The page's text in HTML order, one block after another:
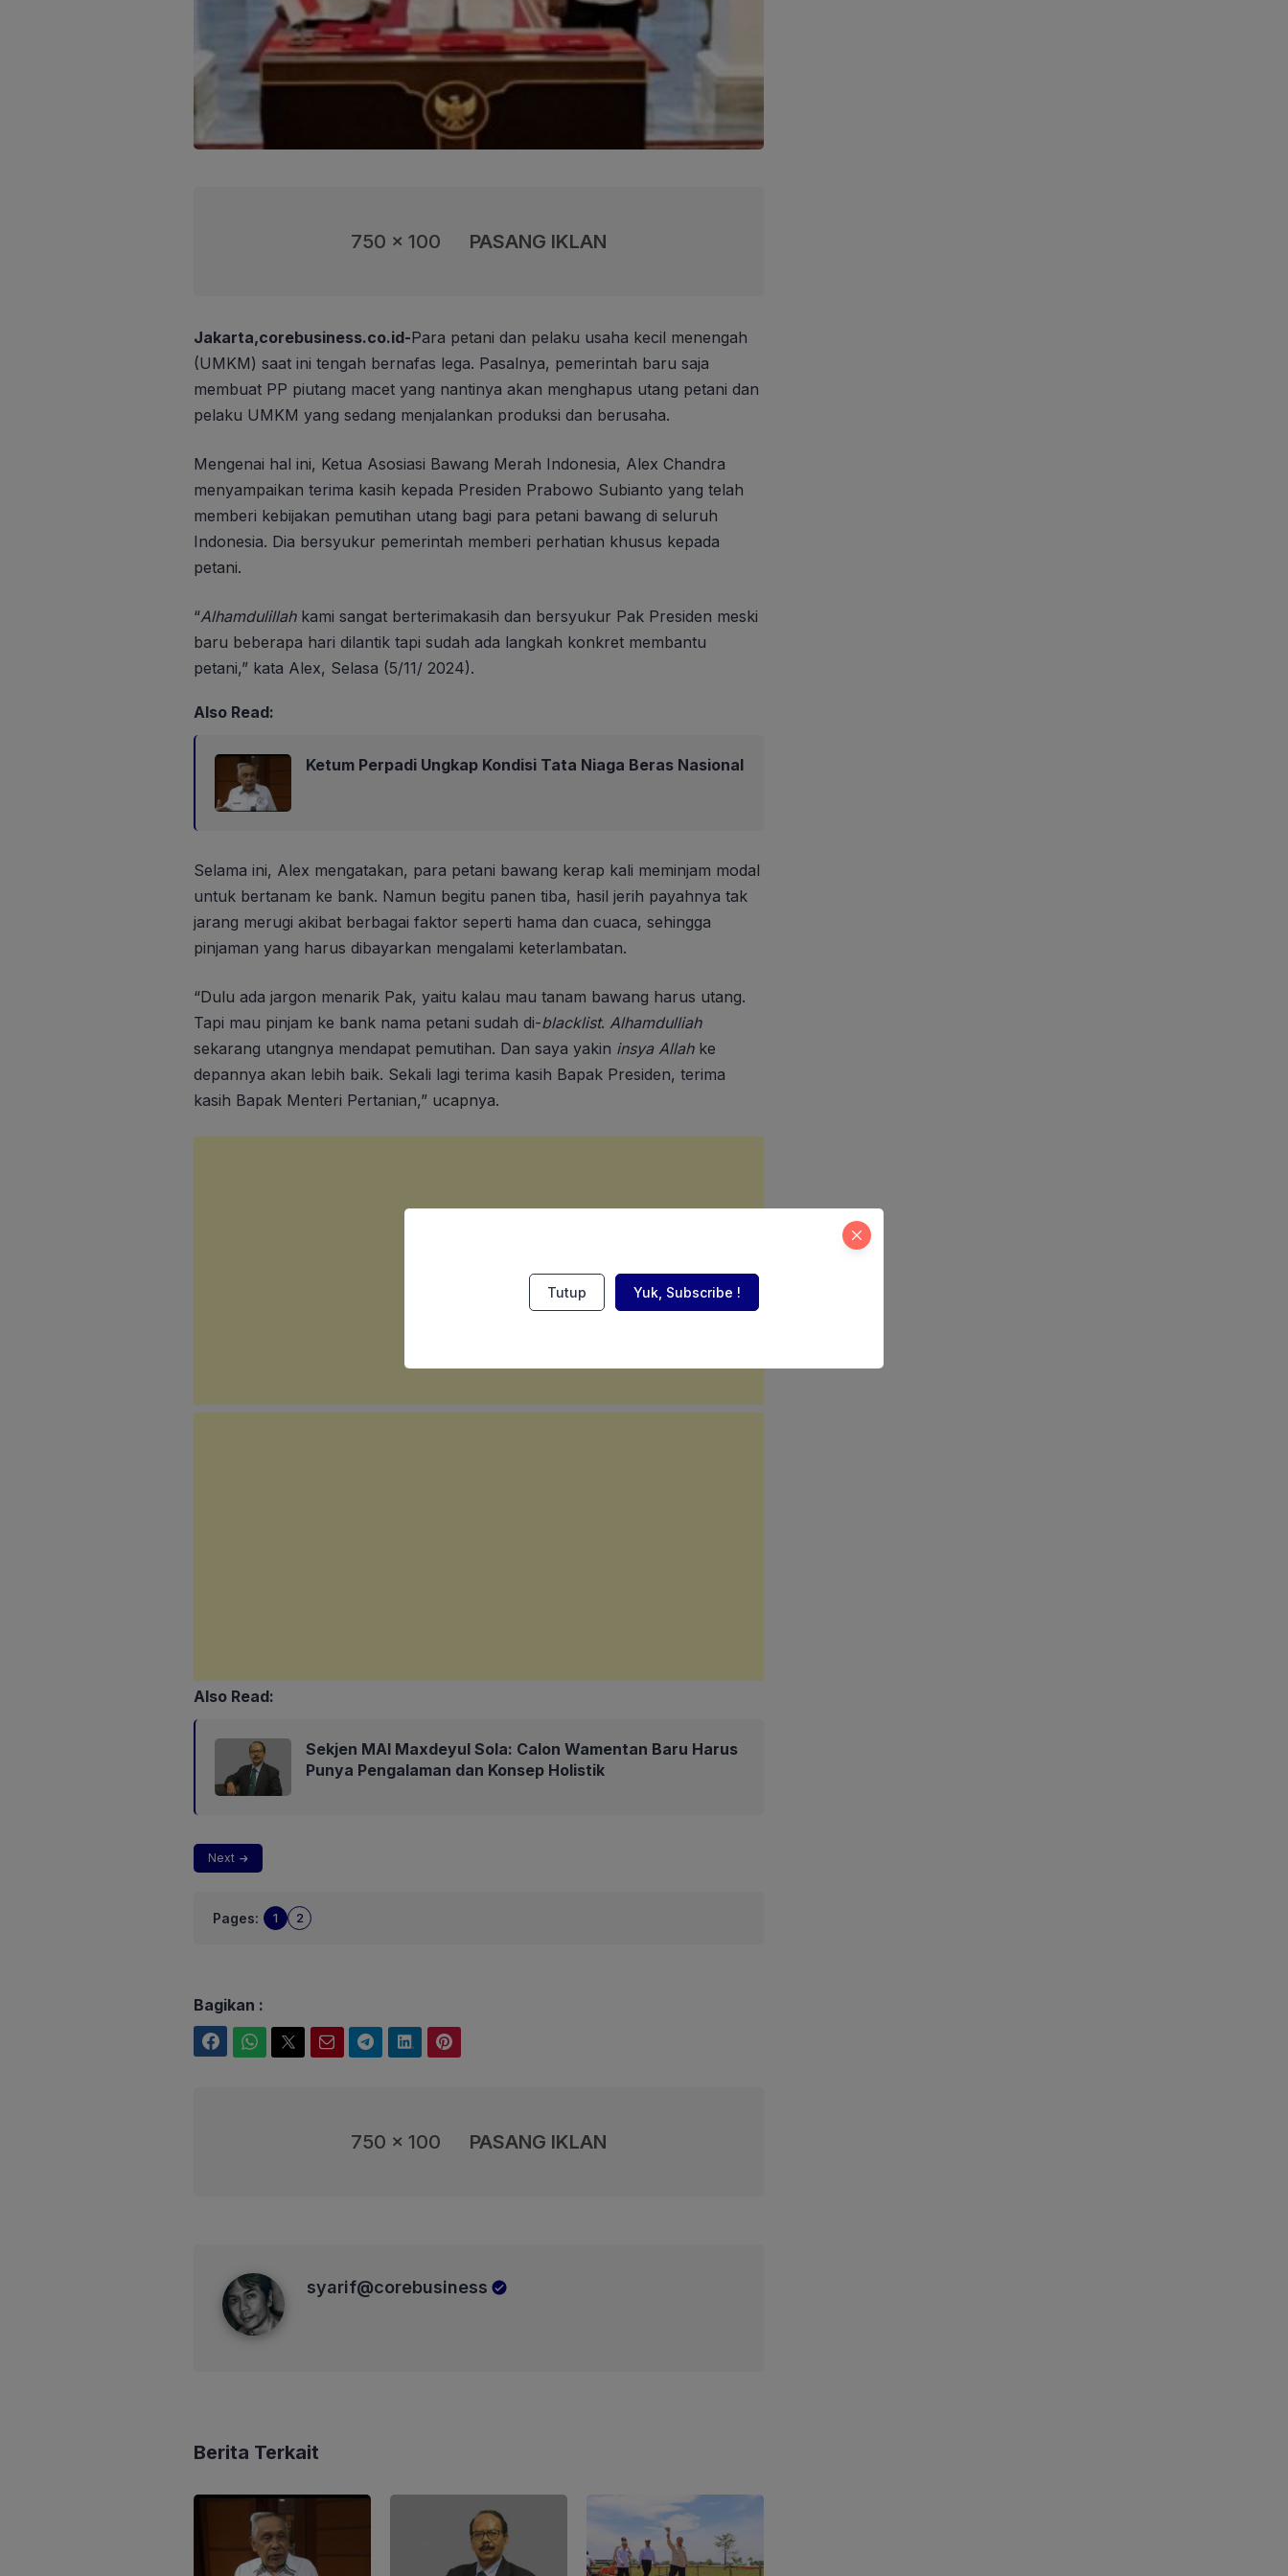
750 x 100 PASANG IKLAN
Jakarta,corebusiness.co.id-Para petani dan pelaku usaha kecil menengah
(UMKM) saat ini tengah bernafas lega. Pasalnya, pemerintah baru saja
membuat PP piutang macet yang nantinya akan menghapus utang petani dan
pelaku UMKM yang sedang menjalankan produksi dan berusaha.
Mengenai hal ini, Ketua Asosiasi Bawang Merah Indonesia, Alex Chandra
menyampaikan terima kasih kepada Presiden Prabowo Subianto yang telah
memberi kebijakan pemutihan utang bagi para petani bawang di seluruh
Indonesia. Dia bersyukur pemerintah memberi perhatian khusus kepada
petani.
“Alhamdulillahkami sangat berterimakasih dan bersyukur Pak Presiden meski
baru beberapa hari dilantik tapi sudah ada langkah konkret membantu
petani,” kata Alex, Selasa (5/11/ 2024).
Also Read:
Ketum Perpadi Ungkap Kondisi Tata Niaga Beras Nasional
Selama ini, Alex mengatakan, para petani bawang kerap kali meminjam modal
untuk bertanam ke bank. Namun begitu panen tiba, hasil jerih payahnya tak
jarang merugi akibat berbagai faktor seperti hama dan cuaca, sehingga
pinjaman yang harus dibayarkan mengalami keterlambatan.
“Dulu ada jargon menarik Pak, yaitu kalau mau tanam bawang harus utang.
Tapi mau pinjam ke bank nama petani sudah di-blacklist. Alhamdulliah
sekarang utangnya mendapat pemutihan. Dan saya yakin insya Allahke
depannya akan lebih baik. Sekali lagi terima kasih Bapak Presiden, terima
kasih Bapak Menteri Pertanian,” ucapnya.
Also Read:
Sekjen MAI Maxdeyul Sola: Calon Wamentan Baru Harus
Punya Pengalaman dan Konsep Holistik
Next
Pages: 1 2
Bagikan :
750 x 100 PASANG IKLAN
syarif@corebusiness
Berita Terkait
Tutup Yuk, Subscribe !